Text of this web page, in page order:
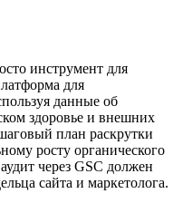
инструмент для
для
данные об
здоровье и внешних
план раскрутки
росту органического
через GSC должен
сайта и маркетолога.